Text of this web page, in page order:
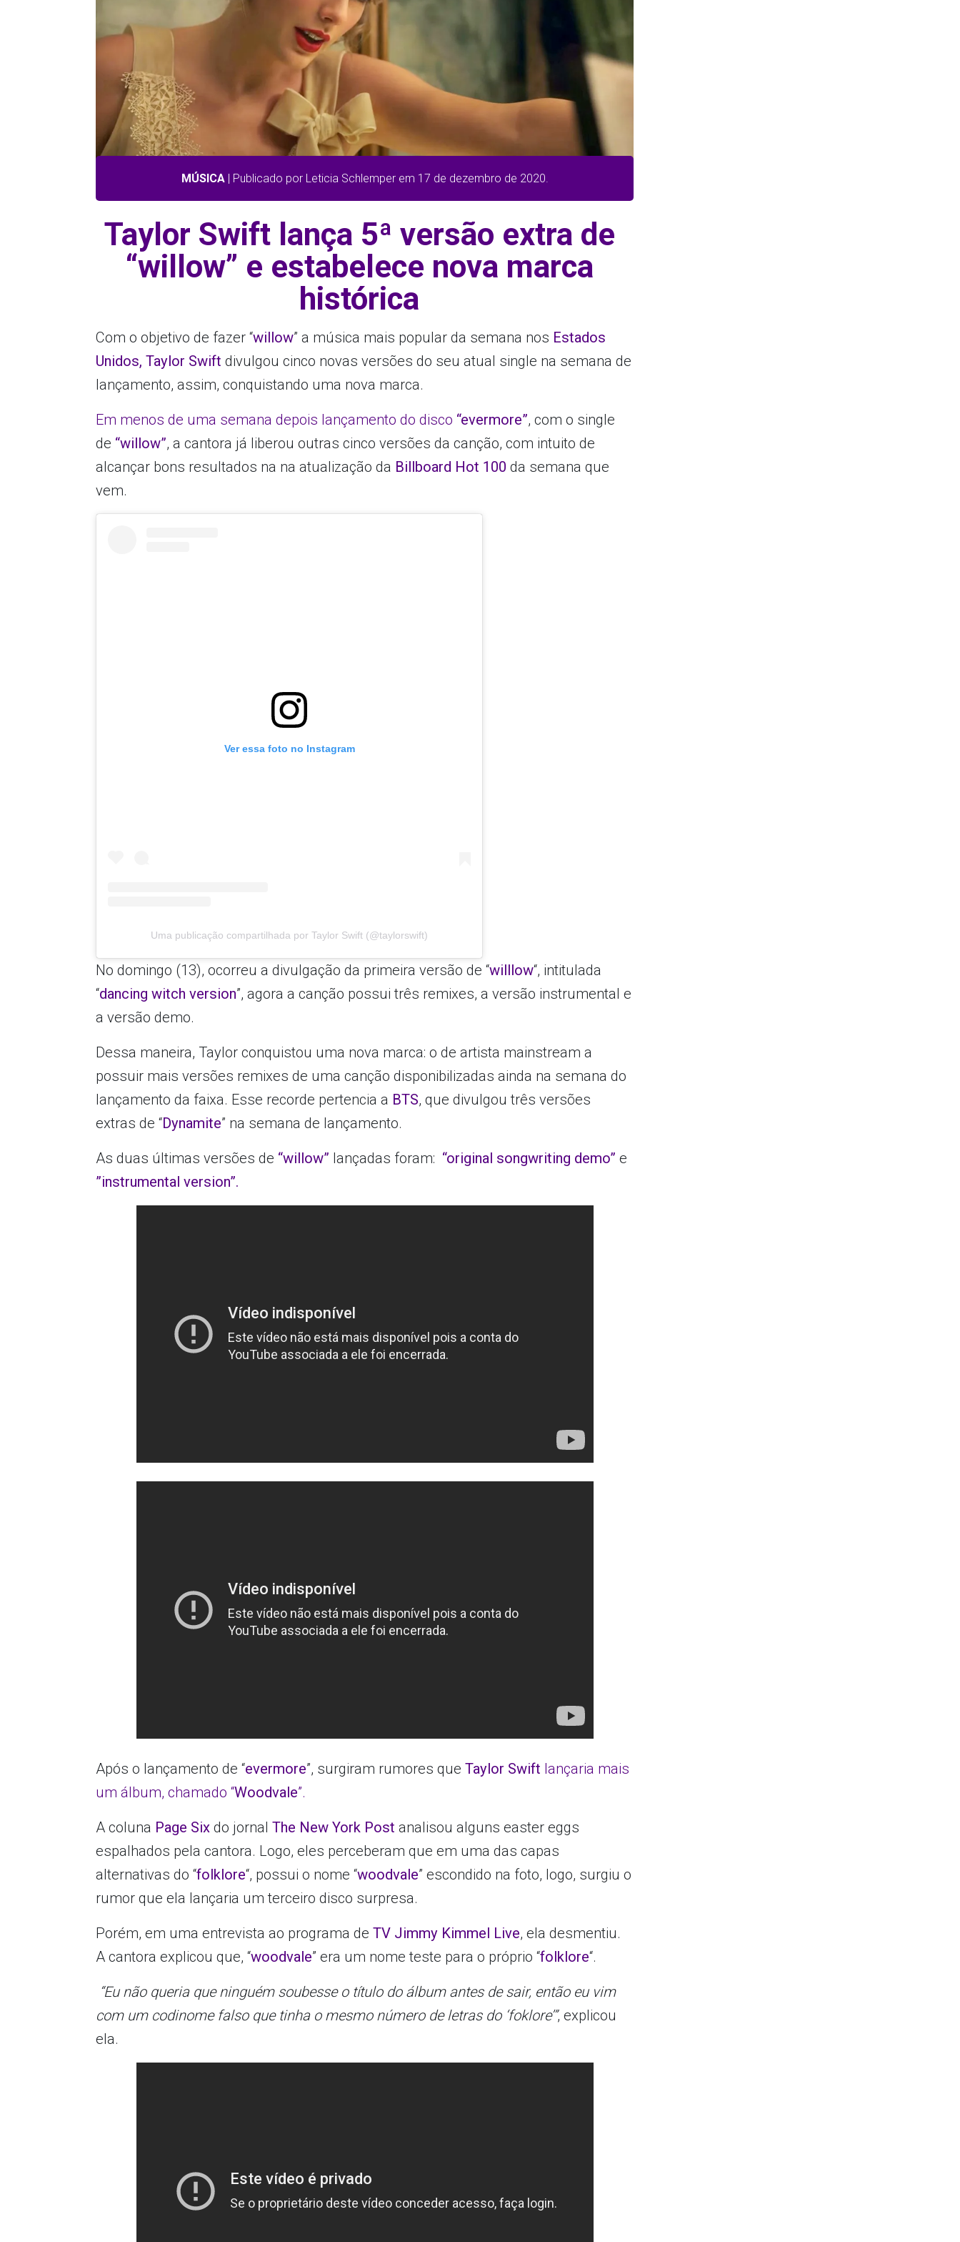
MÚSICA| Publicado por Leticia Schlemper em 17 de dezembro de 2020.
Taylor Swift lança 5ª versão extra de
“willow” e estabelece nova marca
histórica
Com o objetivo de fazer “willow” a música mais popular da semana nos Estados
Unidos, Taylor Swiftdivulgou cinco novas versões do seu atual single na semana de
lançamento, assim, conquistando uma nova marca.
Em menos de uma semana depois lançamento do disco “evermore”, com o single
de “willow”, a cantora já liberou outras cinco versões da canção, com intuito de
alcançar bons resultados na na atualização da Billboard Hot 100da semana que
vem.
Ver essa foto no Instagram
Uma publicação compartilhada por Taylor Swift (@taylorswift)
No domingo (13), ocorreu a divulgação da primeira versão de “willlow“, intitulada
“dancing witch version”, agora a canção possui três remixes, a versão instrumental e
a versão demo.
Dessa maneira, Taylor conquistou uma nova marca: o de artista mainstream a
possuir mais versões remixes de uma canção disponibilizadas ainda na semana do
lançamento da faixa. Esse recorde pertencia a BTS, que divulgou três versões
extras de “Dynamite” na semana de lançamento.
As duas últimas versões de “willow” lançadas foram: “original songwriting demo” e
”instrumental version”.
Após o lançamento de “evermore”, surgiram rumores queTaylor Swift lançaria mais
um álbum, chamado “Woodvale”.
A coluna Page Six do jornalThe New York Post analisou alguns easter eggs
espalhados pela cantora. Logo, eles perceberam que em uma das capas
alternativas do “folklore“, possui o nome “woodvale” escondido na foto, logo, surgiu o
rumor que ela lançaria um terceiro disco surpresa.
Porém, em uma entrevista ao programa deTV Jimmy Kimmel Live, ela desmentiu.
A cantora explicou que, “woodvale” era um nome teste para o próprio “folklore“.
“Eu não queria que ninguém soubesse o título do álbum antes de sair, então eu vim
com um codinome falso que tinha o mesmo número de letras do ‘foklore’”, explicou
ela.